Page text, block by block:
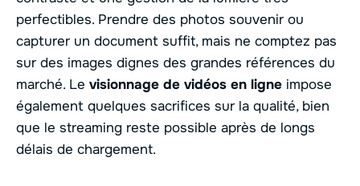
perfectibles. Prendre des photos souvenir ou
capturer un document suffit, mais ne comptez pas
sur des images dignes des grandes références du
marché. Le visionnage de vidéos en ligne impose
également quelques sacrifices sur la qualité, bien
que le streaming reste possible après de longs
délais de chargement.